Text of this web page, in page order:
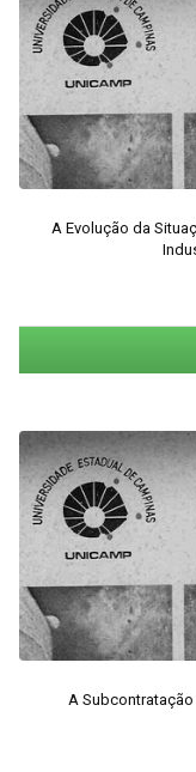
A Evolução da
A Subcontratação